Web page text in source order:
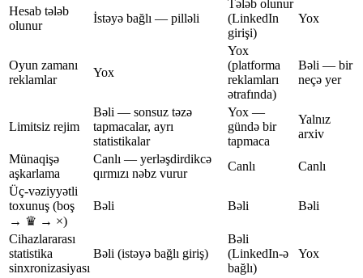
Hesab tələb
olunur
İstəyə bağlı — pilləli
Tələb olunur
(LinkedIn
girişi)
Yox
Oyun zamanı
reklamlar
Yox
Yox
(platforma
reklamları
ətrafında)
Bəli — bir
neçə yer
Limitsiz rejim
Bəli — sonsuz təzə
tapmacalar, ayrı
statistikalar
Yox —
gündə bir
tapmaca
Yalnız
arxiv
Münaqişə
aşkarlama
Canlı — yerləşdirdikcə
qırmızı nəbz vurur
Canlı
Canlı
Üç-vəziyyətli
toxunuş (boş
→ ♛ → ×)
Bəli Bəli Bəli
Cihazlararası
statistika
sinxronizasiyası
Bəli (istəyə bağlı giriş)
Bəli
(LinkedIn-ə
bağlı)
Yox